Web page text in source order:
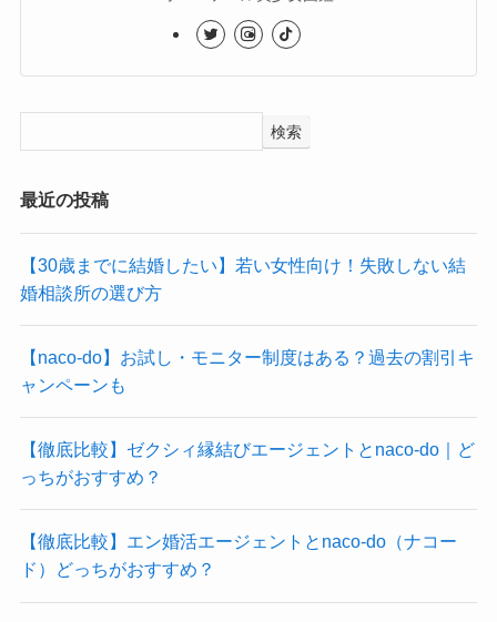
検索
最近の投稿
【30歳までに結婚したい】若い女性向け！失敗しない結
婚相談所の選び方
【naco-do】お試し・モニター制度はある？過去の割引キ
ャンペーンも
【徹底比較】ゼクシィ縁結びエージェントとnaco-do｜ど
っちがおすすめ？
【徹底比較】エン婚活エージェントとnaco-do（ナコー
ド）どっちがおすすめ？